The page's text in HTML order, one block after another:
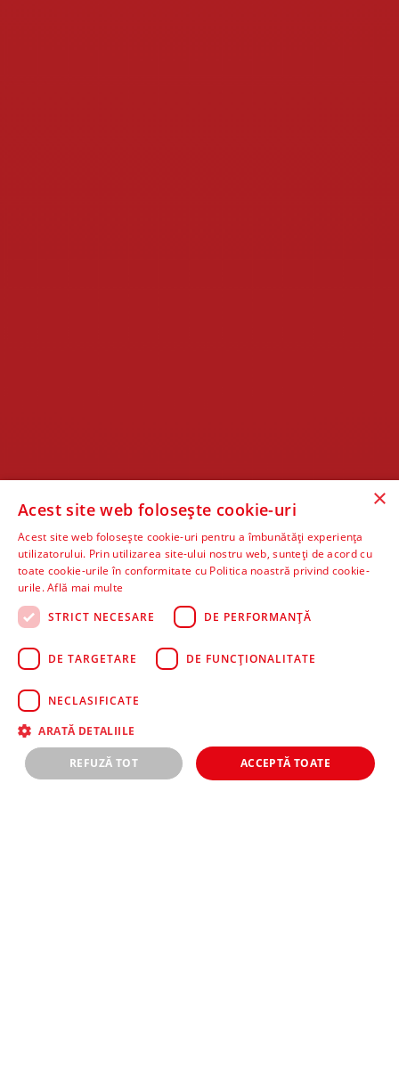
×
Acest site web folosește cookie-uri
Acest site web folosește cookie-uri pentru a îmbunătăți experiența
utilizatorului. Prin utilizarea site-ului nostru web, sunteți de acord cu
toate cookie-urile în conformitate cu Politica noastră privind cookie-
urile.Află mai multe
STRICT NECESARE
DE PERFORMANȚĂ
DE TARGETARE DE FUNCŢIONALITATE
NECLASIFICATE
ARATĂ DETALIILE
ACCEPTĂ TOATE
REFUZĂ TOT